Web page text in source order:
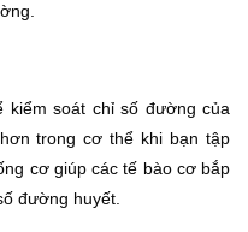
kiểm soát chỉ số đường của
trong cơ thể khi bạn tập
cơ giúp các tế bào cơ bắp
đường huyết.